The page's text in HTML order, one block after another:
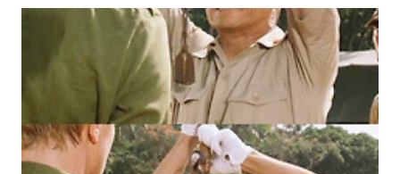
됩니다 :) www.podty.me/episode/14229948 피아니스트 문용의 다
정한 영화음악 36회 - 메콩호텔 [용산FM] 피아니스트 문용의 다정한 영
화음악 36회 - 영화 메콩호텔 [용산FM] * 진행: 문용 / 게스트: 만게TAra,
바이올리니스트 구자민 / 기술: 문용 오늘의 피다영을 있게 한 시초,
Violinist 구자민 님을 모시�� www.po..